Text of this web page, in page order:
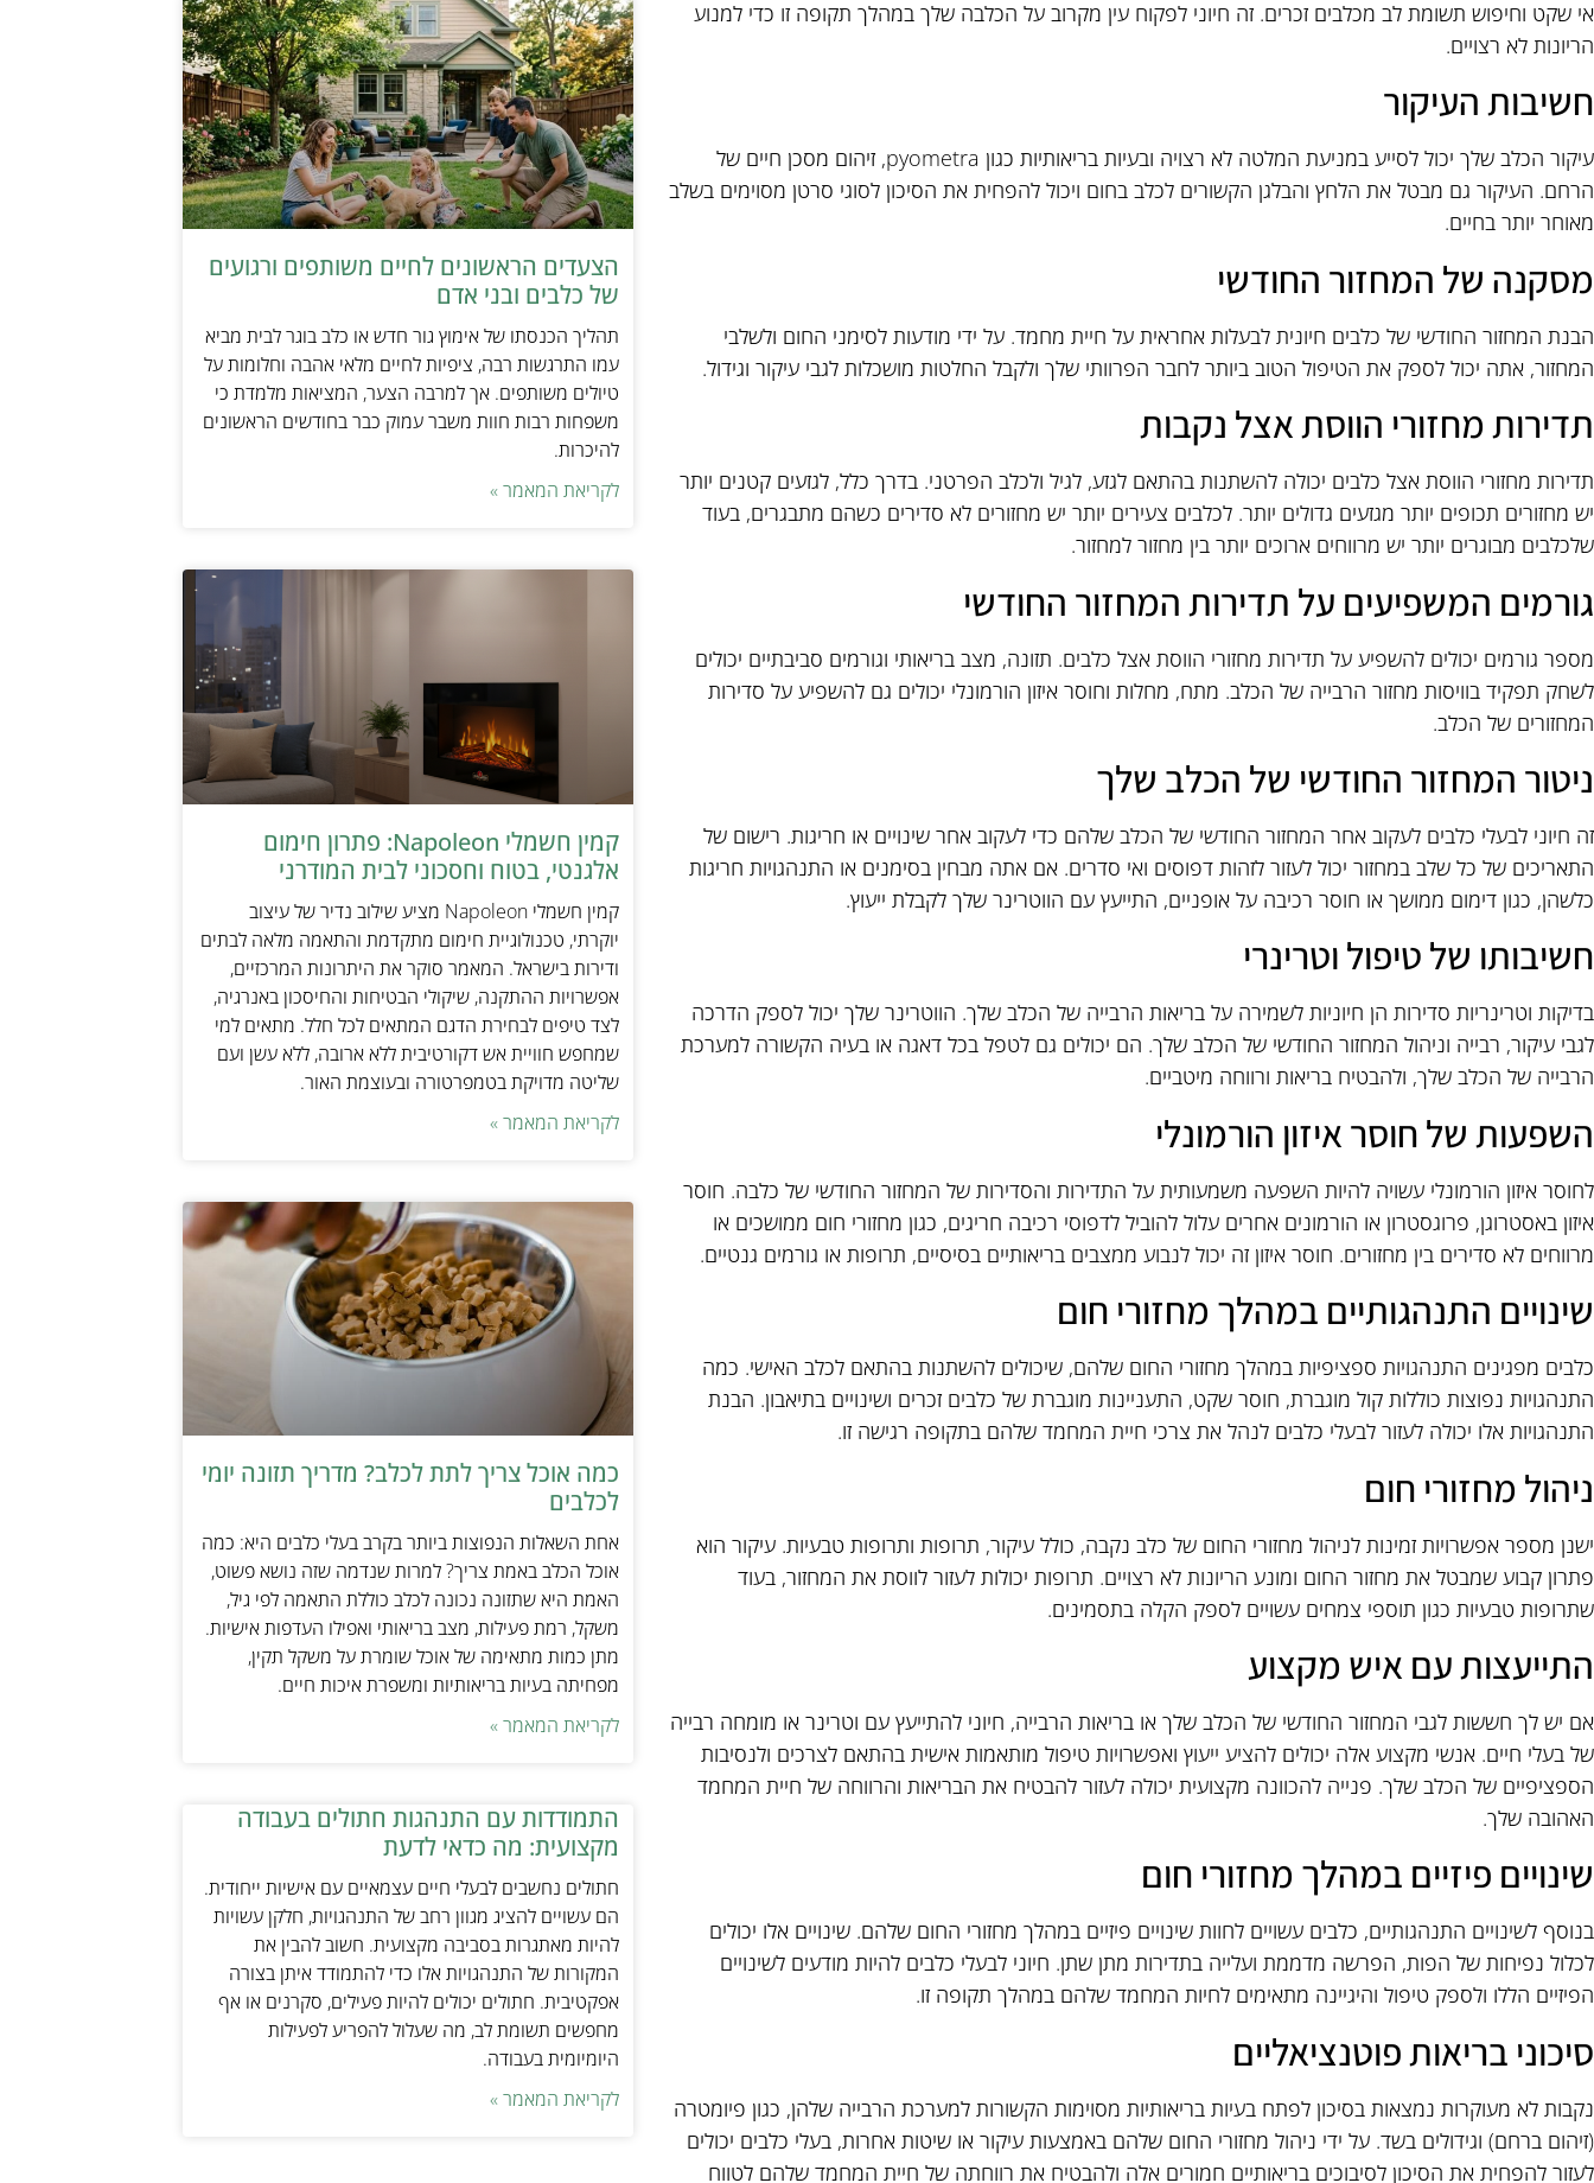
אי שקט וחיפוש תשומת לב מכלבים זכרים. זה חיוני לפקוח עין מקרוב על הכלבה שלך במהלך תקופה זו כדי למנוע
הריונות לא רצויים.
חשיבות העיקור
עיקור הכלב שלך יכול לסייע במניעת המלטה לא רצויה ובעיות בריאותיות כגון pyometra, זיהום מסכן חיים של
הרחם. העיקור גם מבטל את הלחץ והבלגן הקשורים לכלב בחום ויכול להפחית את הסיכון לסוגי סרטן מסוימים בשלב
מאוחר יותר בחיים.
מסקנה של המחזור החודשי
הבנת המחזור החודשי של כלבים חיונית לבעלות אחראית על חיית מחמד. על ידי מודעות לסימני החום ולשלבי
המחזור, אתה יכול לספק את הטיפול הטוב ביותר לחבר הפרוותי שלך ולקבל החלטות מושכלות לגבי עיקור וגידול.
תדירות מחזורי הווסת אצל נקבות
תדירות מחזורי הווסת אצל כלבים יכולה להשתנות בהתאם לגזע, לגיל ולכלב הפרטני. בדרך כלל, לגזעים קטנים יותר
יש מחזורים תכופים יותר מגזעים גדולים יותר. לכלבים צעירים יותר יש מחזורים לא סדירים כשהם מתבגרים, בעוד
שלכלבים מבוגרים יותר יש מרווחים ארוכים יותר בין מחזור למחזור.
גורמים המשפיעים על תדירות המחזור החודשי
מספר גורמים יכולים להשפיע על תדירות מחזורי הווסת אצל כלבים. תזונה, מצב בריאותי וגורמים סביבתיים יכולים
לשחק תפקיד בוויסות מחזור הרבייה של הכלב. מתח, מחלות וחוסר איזון הורמונלי יכולים גם להשפיע על סדירות
המחזורים של הכלב.
ניטור המחזור החודשי של הכלב שלך
זה חיוני לבעלי כלבים לעקוב אחר המחזור החודשי של הכלב שלהם כדי לעקוב אחר שינויים או חריגות. רישום של
התאריכים של כל שלב במחזור יכול לעזור לזהות דפוסים ואי סדרים. אם אתה מבחין בסימנים או התנהגויות חריגות
כלשהן, כגון דימום ממושך או חוסר רכיבה על אופניים, התייעץ עם הווטרינר שלך לקבלת ייעוץ.
חשיבותו של טיפול וטרינרי
בדיקות וטרינריות סדירות הן חיוניות לשמירה על בריאות הרבייה של הכלב שלך. הווטרינר שלך יכול לספק הדרכה
לגבי עיקור, רבייה וניהול המחזור החודשי של הכלב שלך. הם יכולים גם לטפל בכל דאגה או בעיה הקשורה למערכת
הרבייה של הכלב שלך, ולהבטיח בריאות ורווחה מיטביים.
השפעות של חוסר איזון הורמונלי
לחוסר איזון הורמונלי עשויה להיות השפעה משמעותית על התדירות והסדירות של המחזור החודשי של כלבה. חוסר
איזון באסטרוגן, פרוגסטרון או הורמונים אחרים עלול להוביל לדפוסי רכיבה חריגים, כגון מחזורי חום ממושכים או
מרווחים לא סדירים בין מחזורים. חוסר איזון זה יכול לנבוע ממצבים בריאותיים בסיסיים, תרופות או גורמים גנטיים.
שינויים התנהגותיים במהלך מחזורי חום
כלבים מפגינים התנהגויות ספציפיות במהלך מחזורי החום שלהם, שיכולים להשתנות בהתאם לכלב האישי. כמה
התנהגויות נפוצות כוללות קול מוגברת, חוסר שקט, התעניינות מוגברת של כלבים זכרים ושינויים בתיאבון. הבנת
התנהגויות אלו יכולה לעזור לבעלי כלבים לנהל את צרכי חיית המחמד שלהם בתקופה רגישה זו.
ניהול מחזורי חום
ישנן מספר אפשרויות זמינות לניהול מחזורי החום של כלב נקבה, כולל עיקור, תרופות ותרופות טבעיות. עיקור הוא
פתרון קבוע שמבטל את מחזור החום ומונע הריונות לא רצויים. תרופות יכולות לעזור לווסת את המחזור, בעוד
שתרופות טבעיות כגון תוספי צמחים עשויים לספק הקלה בתסמינים.
התייעצות עם איש מקצוע
אם יש לך חששות לגבי המחזור החודשי של הכלב שלך או בריאות הרבייה, חיוני להתייעץ עם וטרינר או מומחה רבייה
של בעלי חיים. אנשי מקצוע אלה יכולים להציע ייעוץ ואפשרויות טיפול מותאמות אישית בהתאם לצרכים ולנסיבות
הספציפיים של הכלב שלך. פנייה להכוונה מקצועית יכולה לעזור להבטיח את הבריאות והרווחה של חיית המחמד
האהובה שלך.
שינויים פיזיים במהלך מחזורי חום
בנוסף לשינויים התנהגותיים, כלבים עשויים לחוות שינויים פיזיים במהלך מחזורי החום שלהם. שינויים אלו יכולים
לכלול נפיחות של הפות, הפרשה מדממת ועלייה בתדירות מתן שתן. חיוני לבעלי כלבים להיות מודעים לשינויים
הפיזיים הללו ולספק טיפול והיגיינה מתאימים לחיות המחמד שלהם במהלך תקופה זו.
סיכוני בריאות פוטנציאליים
נקבות לא מעוקרות נמצאות בסיכון לפתח בעיות בריאותיות מסוימות הקשורות למערכת הרבייה שלהן, כגון פיומטרה
(זיהום ברחם) וגידולים בשד. על ידי ניהול מחזורי החום שלהם באמצעות עיקור או שיטות אחרות, בעלי כלבים יכולים
לעזור להפחית את הסיכון לסיבוכים בריאותיים חמורים אלה ולהבטיח את רווחתה של חיית המחמד שלהם לטווח
הצעדים הראשונים לחיים משותפים ורגועים
של כלבים ובני אדם
תהליך הכנסתו של אימוץ גור חדש או כלב בוגר לבית מביא
עמו התרגשות רבה, ציפיות לחיים מלאי אהבה וחלומות על
טיולים משותפים. אך למרבה הצער, המציאות מלמדת כי
משפחות רבות חוות משבר עמוק כבר בחודשים הראשונים
להיכרות.
לקריאת המאמר »
קמין חשמלי Napoleon: פתרון חימום
אלגנטי, בטוח וחסכוני לבית המודרני
קמין חשמלי Napoleon מציע שילוב נדיר של עיצוב
יוקרתי, טכנולוגיית חימום מתקדמת והתאמה מלאה לבתים
ודירות בישראל. המאמר סוקר את היתרונות המרכזיים,
אפשרויות ההתקנה, שיקולי הבטיחות והחיסכון באנרגיה,
לצד טיפים לבחירת הדגם המתאים לכל חלל. מתאים למי
שמחפש חוויית אש דקורטיבית ללא ארובה, ללא עשן ועם
שליטה מדויקת בטמפרטורה ובעוצמת האור.
לקריאת המאמר »
כמה אוכל צריך לתת לכלב? מדריך תזונה יומי
לכלבים
אחת השאלות הנפוצות ביותר בקרב בעלי כלבים היא: כמה
אוכל הכלב באמת צריך? למרות שנדמה שזה נושא פשוט,
האמת היא שתזונה נכונה לכלב כוללת התאמה לפי גיל,
משקל, רמת פעילות, מצב בריאותי ואפילו העדפות אישיות.
מתן כמות מתאימה של אוכל שומרת על משקל תקין,
מפחיתה בעיות בריאותיות ומשפרת איכות חיים.
לקריאת המאמר »
התמודדות עם התנהגות חתולים בעבודה
מקצועית: מה כדאי לדעת
חתולים נחשבים לבעלי חיים עצמאיים עם אישיות ייחודית.
הם עשויים להציג מגוון רחב של התנהגויות, חלקן עשויות
להיות מאתגרות בסביבה מקצועית. חשוב להבין את
המקורות של התנהגויות אלו כדי להתמודד איתן בצורה
אפקטיבית. חתולים יכולים להיות פעילים, סקרנים או אף
מחפשים תשומת לב, מה שעלול להפריע לפעילות
היומיומית בעבודה.
לקריאת המאמר »